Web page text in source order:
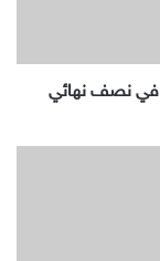
في نصف نهائي